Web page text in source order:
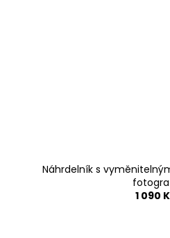
Náhrdelník s
1 090